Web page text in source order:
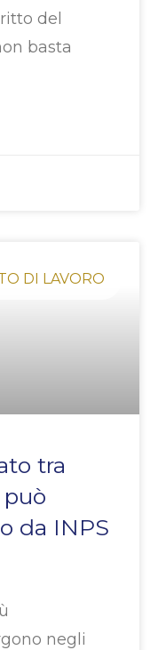
del
basta
DI LAVORO
tra
da INPS
negli